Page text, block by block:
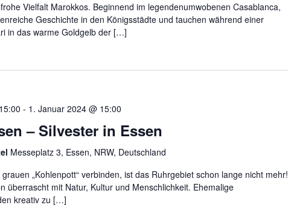
Vielfalt Marokkos. Beginnend im legendenumwobenen Casablanca,
Geschichte in den Königsstädte und tauchen während einer
in das warme Goldgelb der […]
- 1. Januar 2024 @ 15:00
– Silvester in Essen
Messeplatz 3, Essen, NRW, Deutschland
„Kohlenpott“ verbinden, ist das Ruhrgebiet schon lange nicht mehr!
überrascht mit Natur, Kultur und Menschlichkeit. Ehemalige
kreativ zu […]